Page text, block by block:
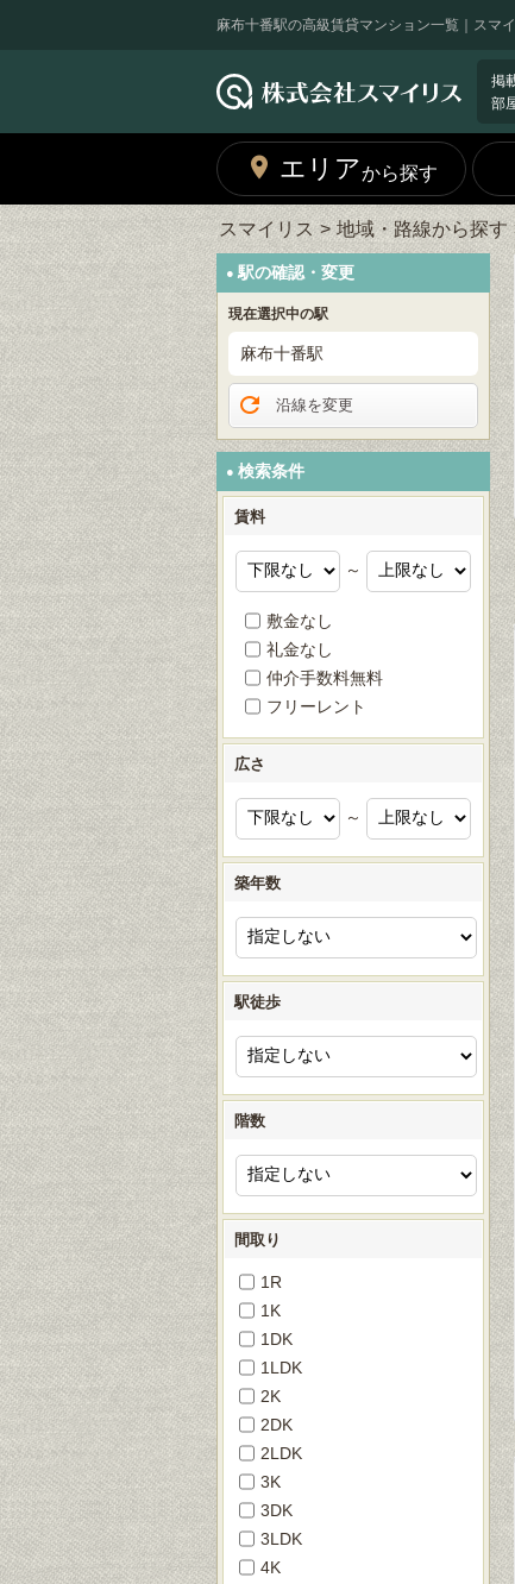
麻布十番駅の高級賃貸マンション一覧｜スマ
掲
部
エリアから探す
スマイリス 地域・路線から探す
駅の確認・変更
現在選択中の駅
麻布十番駅
沿線を変更
検索条件
賃料
～
敷金なし
礼金なし
仲介手数料無料
フリーレント
広さ
～
築年数
駅徒歩
階数
間取り
1R
1K
1DK
1LDK
2K
2DK
2LDK
3K
3DK
3LDK
4K